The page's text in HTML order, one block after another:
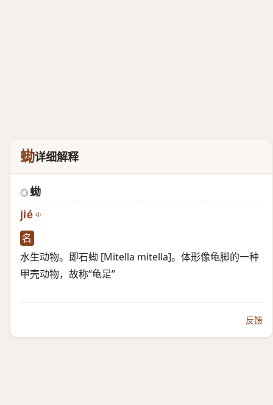
蜐详细解释
◎ 蜐
jié
名
水生动物。即石蜐 [Mitella mitella]。体形像龟脚的一种
甲壳动物，故称“龟足”
反馈